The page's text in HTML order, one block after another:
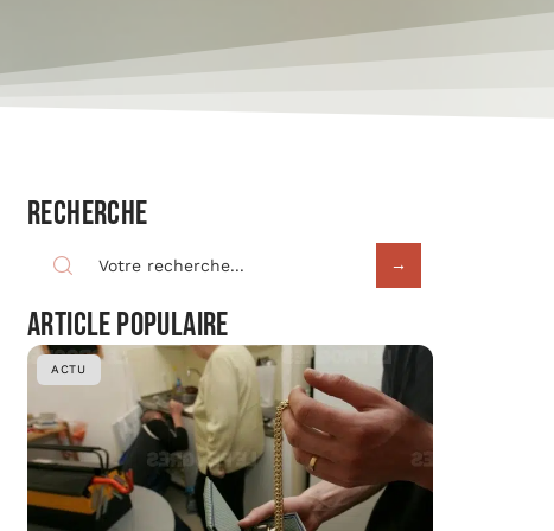
Recherche
Article populaire
ACTU